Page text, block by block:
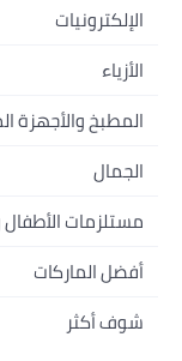
الإلكترونيات
الجوالات
اللابتوبات
الأجهزة المنزلية
التلفزيونات
السماعات
ألعاب القيمنق
الأزياء
أزياء نسائية
أزياء البنات
أزياء الأولاد
المجوهرات
حقائب نسائية
المطبخ والأجهزة
الحمام
المطبخ والسفرة
أدوات وتحسين المنزل
الأثاث
الجمال
العطور
العناية بالشعر
العناية بالبشرة
مستلزمات الأطفال
الحفاضات
الرضاعة والتغذية
أفضل الماركات
سامسونج
شوف أكثر